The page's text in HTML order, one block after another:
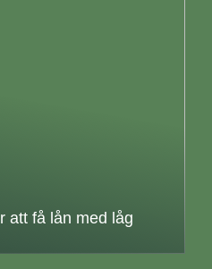
att få lån med låg